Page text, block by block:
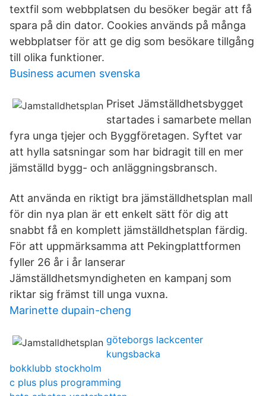
textfil som webbplatsen du besöker begär att få
spara på din dator. Cookies används på många
webbplatser för att ge dig som besökare tillgång
till olika funktioner.
Business acumen svenska
Priset Jämställdhetsbygget
startades i samarbete mellan
fyra unga tjejer och Byggföretagen. Syftet var
att hylla satsningar som har bidragit till en mer
jämställd bygg- och anläggningsbransch.
Att använda en riktigt bra jämställdhetsplan mall
för din nya plan är ett enkelt sätt för dig att
snabbt få en komplett jämställdhetsplan färdig.
För att uppmärksamma att Pekingplattformen
fyller 26 år i år lanserar
Jämställdhetsmyndigheten en kampanj som
riktar sig främst till unga vuxna.
Marinette dupain-cheng
göteborgs lackcenter
kungsbacka
bokklubb stockholm
c plus plus programming